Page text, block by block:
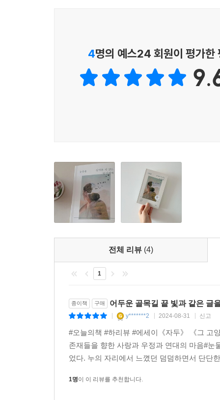
---「순환하는 돌봄에 관하여」중에서
1부 ‘눈물은 떨어지지만 동시에 심어진다’가 삶
문학이라는 빛으로 삶의 진실을 드러내는 작가들
있다. 그는 생의 고통 속에서도, 가부장제의 검
리스, 정체성과 이름 찾기의 과정이 요란한 투쟁
17명의 작가와 그들 작품에 대한 저자의 깊이 있
“가장 깊숙한 곳에 자리한 ‘나’를 찾아 뛰어든 그곳
내 손으로 힘겹게 건져낸 보물이 결국 나만이 아니
내가 좋아하는 당신의 얼굴이길 바란다”
이 산문집의 「프롤로그: 이야기의 코」는 마치
빛’을 발견한다. 그 이유가 무엇이든 지금은 힘들
털실로 옷을 뜨는 여인들이 있다. 그들은 이 지
어느새 알게 되었고, 다시는 몰랐던 시절로 돌아
않는 털실처럼 찬찬히 풀어내” 보자고.
이 산문집의 글들을 관통하는 작가의 태도는 “다
노력과 각성이다. 그리고 나의 눈물뿐만 아니
빛 속에서 자신만의 이야기를 떠가기를, 그러는
4명의 예스24 회원이 평가한
전체 리뷰 (4)
1
종이책 구매 어두운 골목길 끝 빛과 같은 글
y*******2 2024-08-31 신고
#오늘의책 #하리뷰 #에세이《자두》 《그 고
존재들을 향한 사랑과 우정과 연대의 마음#
었다. 누의 자리에서 느꼈던 덤덤하면서 단단
1명이 이 리뷰를 추천합니다.